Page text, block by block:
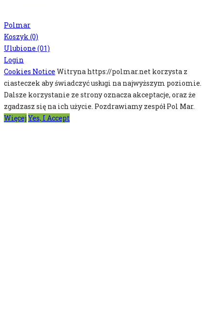
Polmar
Koszyk (0)
Ulubione (01)
Login
Cookies Notice Witryna https://polmar.net korzysta z
ciasteczek aby świadczyć usługi na najwyższym poziomie.
Dalsze korzystanie ze strony oznacza akceptacje, oraz że
zgadzasz się na ich użycie. Pozdrawiamy zespół Pol Mar.
Więcej Yes, I Accept